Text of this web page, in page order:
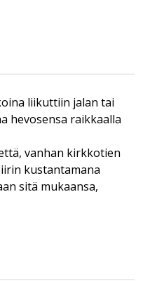
liikuttiin jalan tai
hevosensa raikkaalla
vanhan kirkkotien
kustantamana
sitä mukaansa,